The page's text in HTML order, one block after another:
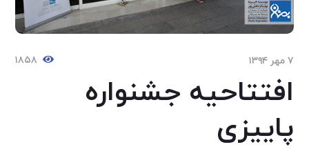
۷ مهر ۱۳۹۴ ۱۸۵۸
افتتاحیه جشنواره
پاییزی